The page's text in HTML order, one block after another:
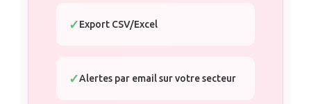
Export CSV/Excel
Alertes par email sur votre secteur